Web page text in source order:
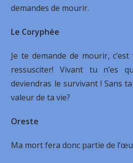
demandes de mourir.
Le Coryphée
Je te demande de mourir,
ressusciter! Vivant tu n’es
deviendras le survivant ! Sans
valeur de ta vie?
Oreste
Ma mort fera donc partie de